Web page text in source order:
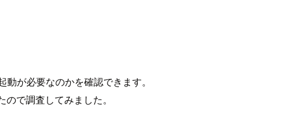
が必要なのかを確認できます。
で調査してみました。